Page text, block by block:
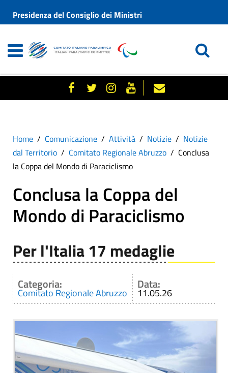
Presidenza del Consiglio dei Ministri
Home Comunicazione Attività Notizie
Notizie
dal Territorio
Comitato Regionale Abruzzo
Conclusa
la Coppa del Mondo di Paraciclismo
Conclusa la Coppa del
Mondo di Paraciclismo
Per l'Italia 17 medaglie
Categoria:
Comitato Regionale Abruzzo
Data:
11.05.26